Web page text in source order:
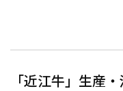
「近江牛」生産